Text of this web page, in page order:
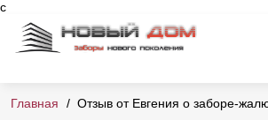
c
Главная Отзыв от Евгения о заборе-